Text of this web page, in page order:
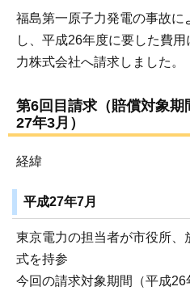
福島第一原子力発電の事故
し、平成26年度に要した費
力株式会社へ請求しました。
第6回目請求（賠償対象
27年3月）
経緯
平成27年7月
東京電力の担当者が市役所、
式を持参
今回の請求対象期間（平成26